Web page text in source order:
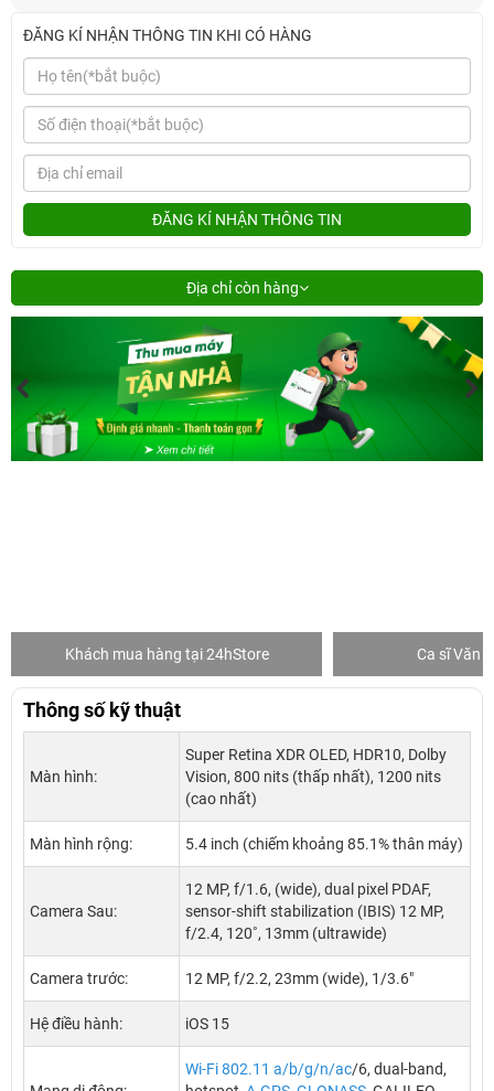
ĐĂNG KÍ NHẬN THÔNG TIN KHI CÓ HÀNG
ĐĂNG KÍ NHẬN THÔNG TIN
Địa chỉ còn hàng
Khách mua hàng tại 24hStore Ca sĩ Văn
Thông số kỹ thuật
Màn hình:
Super Retina XDR OLED, HDR10, Dolby
Vision, 800 nits (thấp nhất), 1200 nits
(cao nhất)
Màn hình rộng: 5.4 inch (chiếm khoảng 85.1% thân máy)
Camera Sau:
12 MP, f/1.6, (wide), dual pixel PDAF,
sensor-shift stabilization (IBIS) 12 MP,
f/2.4, 120˚, 13mm (ultrawide)
Camera trước: 12 MP, f/2.2, 23mm (wide), 1/3.6"
Hệ điều hành: iOS 15
Wi-Fi 802.11 a/b/g/n/ac/6, dual-band,